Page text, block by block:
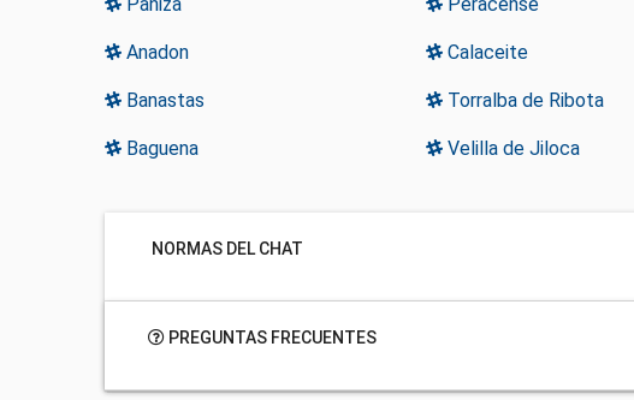
Anadon Calaceite
Banastas Torralba de Ribota
Baguena Velilla de Jiloca
NORMAS DEL CHAT
PREGUNTAS FRECUENTES